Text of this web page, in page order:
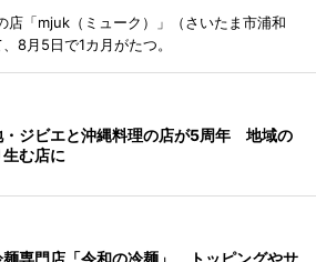
店「mjuk（ミューク）」（さいたま市浦和
8月5日で1カ月がたつ。
・ジビエと沖縄料理の店が5周年 地域の
む店に
麺専門店「令和の冷麺」 トッピングやサ